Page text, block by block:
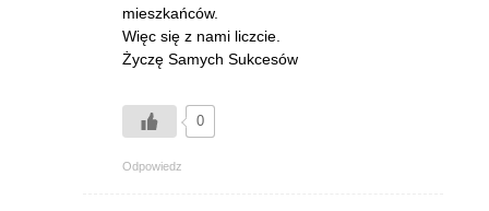
mieszkańców.
Więc się z nami liczcie.
Życzę Samych Sukcesów
0
Odpowiedz